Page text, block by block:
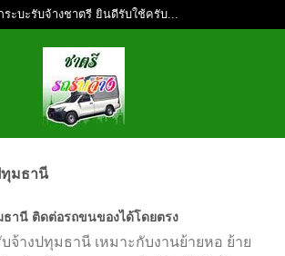
ระบะรับจ้างชาตรี ยินดีรับใช้ครับ...
ทุมธานี
ธานี ติดต่อรถขนของได้โดยตรง
จ้างปทุมธานี เหมาะกับงานย้ายหอ ย้าย